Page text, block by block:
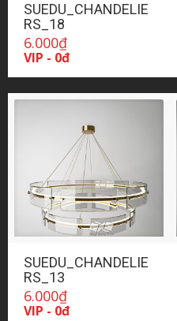
SUEDU_CHANDELIE
RS_18
6.000₫
VIP - 0đ
SUEDU_CHANDELIE
RS_13
6.000₫
VIP - 0đ